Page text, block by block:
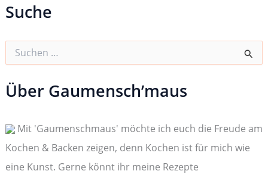
Suche
h
e
a
h
:
Über Gaumensch’maus
Mit 'Gaumenschmaus' möchte ich euch die Freude am
Kochen & Backen zeigen, denn Kochen ist für mich wie
eine Kunst. Gerne könnt ihr meine Rezepte